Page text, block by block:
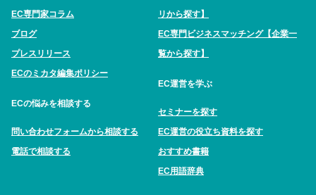
EC専門家コラム
ブログ
プレスリリース
ECのミカタ編集ポリシー
ECの悩みを相談する
問い合わせフォームから相談する
電話で相談する
リから探す】
EC専門ビジネスマッチング【企業一
覧から探す】
EC運営を学ぶ
セミナーを探す
EC運営の役立ち資料を探す
おすすめ書籍
EC用語辞典